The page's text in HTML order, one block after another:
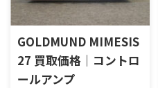
GOLDMUND MIMESIS
27 買取価格｜コントロ
ールアンプ